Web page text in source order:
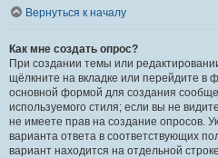
Вернуться к началу
Как мне создать опрос?
При создании темы или
щёлкните на вкладке или перейдите в
основной формой для создания
используемого стиля; если вы не
не имеете прав на создание опросов.
варианта ответа в соответствующих
вариант находится на отдельной